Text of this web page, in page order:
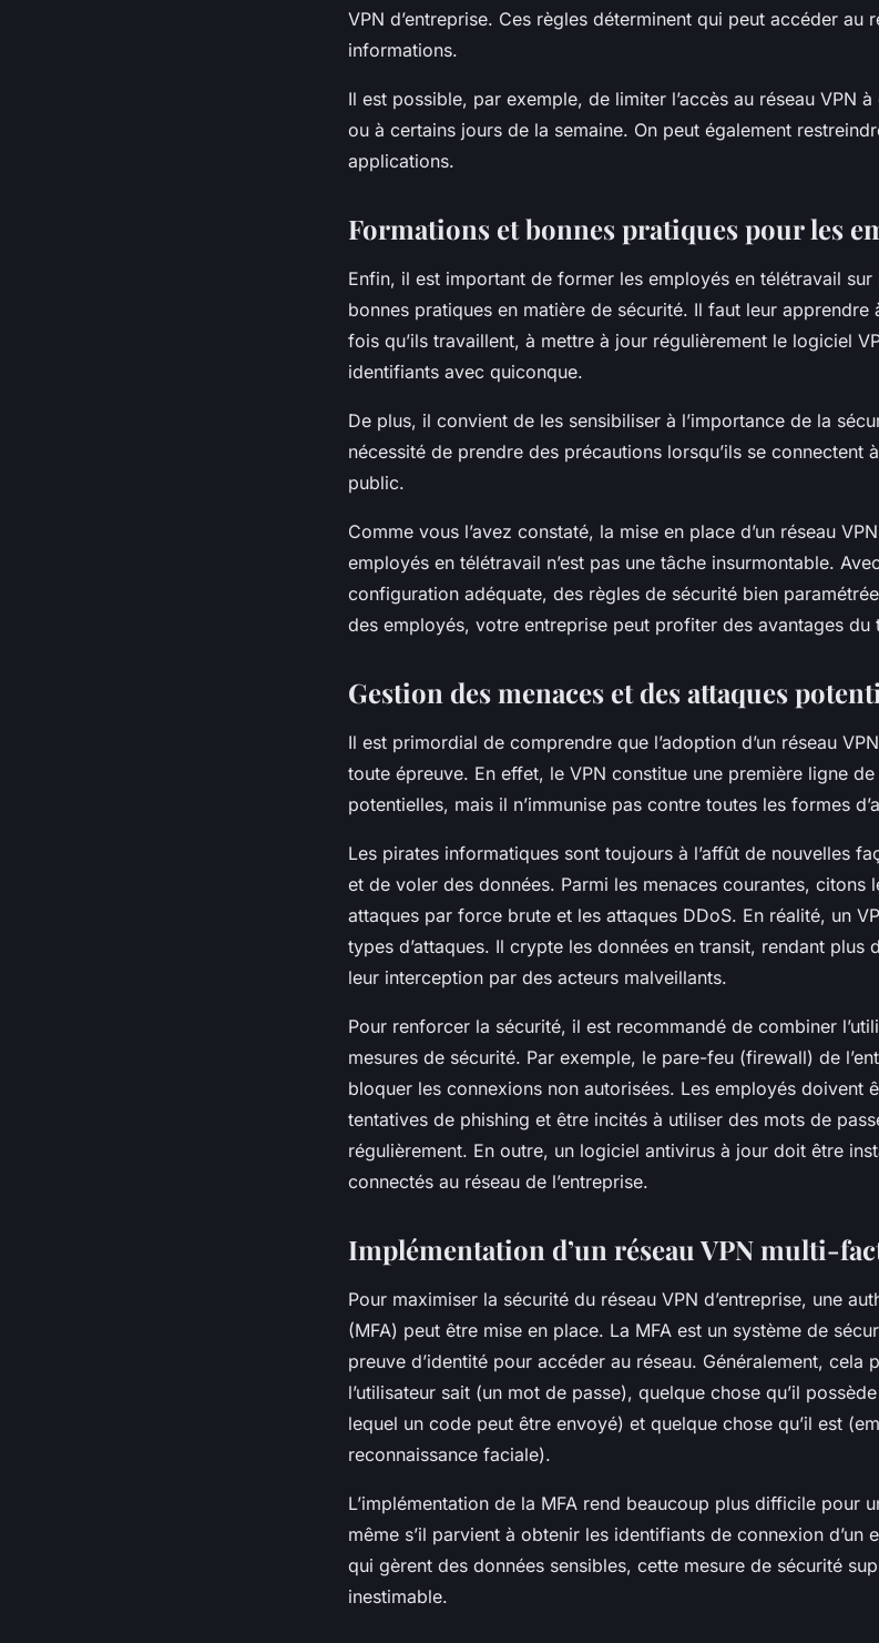
VPN d’entreprise. Ces règles déterminent qui peut accéder au
informations.
Il est possible, par exemple, de limiter l’accès au réseau VPN
ou à certains jours de la semaine. On peut également
applications.
Formations et bonnes pratiques pour les
Enfin, il est important de former les employés en télétravail sur
bonnes pratiques en matière de sécurité. Il faut leur apprendre
fois qu’ils travaillent, à mettre à jour régulièrement le logiciel
identifiants avec quiconque.
De plus, il convient de les sensibiliser à l’importance de la
nécessité de prendre des précautions lorsqu’ils se connectent
public.
Comme vous l’avez constaté, la mise en place d’un réseau
employés en télétravail n’est pas une tâche insurmontable.
configuration adéquate, des règles de sécurité bien
des employés, votre entreprise peut profiter des avantages du
Gestion des menaces et des attaques
Il est primordial de comprendre que l’adoption d’un réseau
toute épreuve. En effet, le VPN constitue une première ligne
potentielles, mais il n’immunise pas contre toutes les formes
Les pirates informatiques sont toujours à l’affût de nouvelles
et de voler des données. Parmi les menaces courantes, citons
attaques par force brute et les attaques DDoS. En réalité, un
types d’attaques. Il crypte les données en transit, rendant plus
leur interception par des acteurs malveillants.
Pour renforcer la sécurité, il est recommandé de combiner
mesures de sécurité. Par exemple, le pare-feu (firewall) de
bloquer les connexions non autorisées. Les employés doivent
tentatives de phishing et être incités à utiliser des mots de
régulièrement. En outre, un logiciel antivirus à jour doit être
connectés au réseau de l’entreprise.
Implémentation d’un réseau VPN multi-
Pour maximiser la sécurité du réseau VPN d’entreprise, une
(MFA) peut être mise en place. La MFA est un système de
preuve d’identité pour accéder au réseau. Généralement, cela
l’utilisateur sait (un mot de passe), quelque chose qu’il
lequel un code peut être envoyé) et quelque chose qu’il est
reconnaissance faciale).
L’implémentation de la MFA rend beaucoup plus difficile pour
même s’il parvient à obtenir les identifiants de connexion d’un
qui gèrent des données sensibles, cette mesure de sécurité
inestimable.